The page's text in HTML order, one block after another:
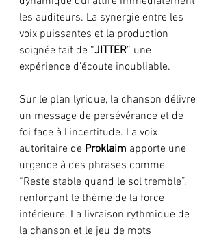
les auditeurs. La synergie entre les
voix puissantes et la production
soignée fait de “JITTER” une
expérience d'écoute inoubliable.
Sur le plan lyrique, la chanson délivre
un message de persévérance et de
foi face à l'incertitude. La voix
autoritaire de Proklaim apporte une
urgence à des phrases comme
“Reste stable quand le sol tremble”,
renforçant le thème de la force
intérieure. La livraison rythmique de
la chanson et le jeu de mots